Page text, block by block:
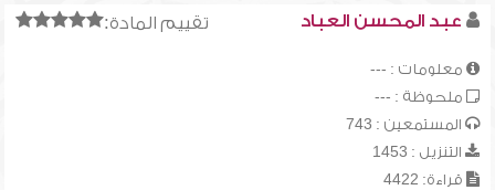
تقييم المادة: عبد المحسن العباد
معلومات : ---
ملحوظة : ---
المستمعين : 743
التنزيل : 1453
قراءة: 4422